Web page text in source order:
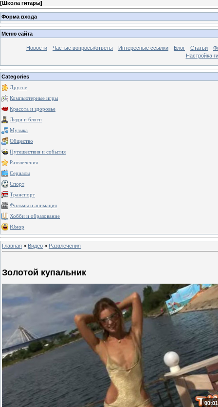
[Школа гитары]
Форма входа
Меню сайта
Новости Частые вопросы/ответы Интересные ссылки Блог Статьи
Настройка
Categories
Другое
Компьютерные игры
Красота и здоровье
Люди и блоги
Музыка
Общество
Путешествия и события
Развлечения
Сериалы
Спорт
Транспорт
Фильмы и анимация
Хобби и образование
Юмор
Главная » Видео » Развлечения
Золотой купальник